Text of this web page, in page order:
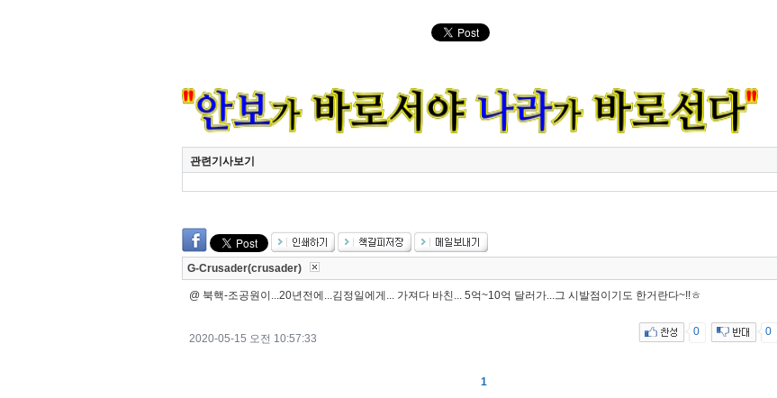
관련기사보기
G-Crusader(crusader)
@ 북핵-조공원이...20년전에...김정일에게... 가져다 바친... 5억~10억 달러가...그 시발점이기도 한거란다~!!ㅎ
2020-05-15 오전 10:57:33
0 0
1